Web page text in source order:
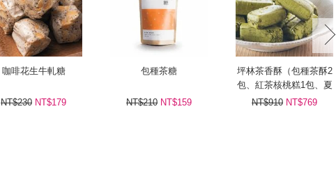
咖啡花生牛軋糖
NT$230 NT$179
包種茶糖
NT$210 NT$159
坪林茶香酥（包種茶酥2
包、紅茶核桃糕1包、夏
威夷豆茶牛軋糖1包）
NT$910 NT$769
next